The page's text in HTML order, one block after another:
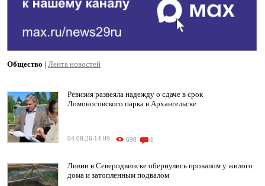
Общество | Лента новостей
Ревизия развеяла надежду о сдаче в срок
Ломоносовского парка в Архангельске
04.08.26 14:09 690 1
Ливни в Северодвинске обернулись провалом у жилого
дома и затопленным подвалом